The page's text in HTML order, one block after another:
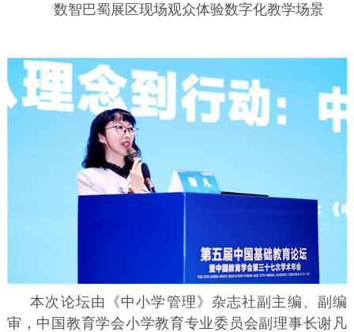
数智巴蜀展区现场观众体验数字化教学场景
本次论坛由《中小学管理》杂志社副主编、副编
审，中国教育学会小学教育专业委员会副理事长谢凡